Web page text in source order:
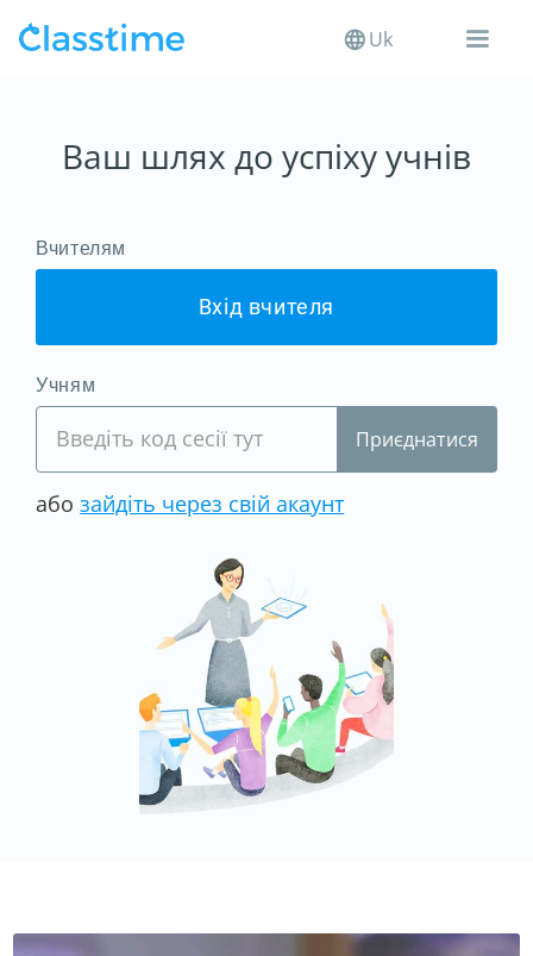
Uk
Ваш шлях до успіху учнів
Вчителям
Вхід вчителя
Учням
абозайдіть через свій акаунт